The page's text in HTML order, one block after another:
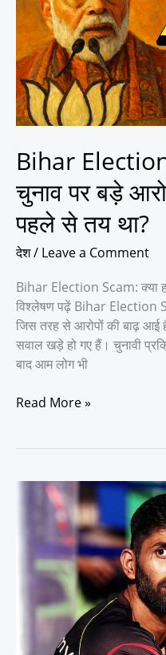
Bihar Election
चुनाव पर बड़े
पहले से तय था?
देश/ Leave a Comment
Bihar Election Scam: क्या
विश्लेषण पढ़ें Bihar Election
जिस तरह से आरोपों की बाढ़ आई
सवाल खड़े हो गए हैं। चुनावी
बाद आम लोग भी
हालिया
चुनाव
पर
बड़े
आरोप,
क्या
पूरा
पहले
से
तय
था?
Read More »
KKR
धमाका!
अभिषेक